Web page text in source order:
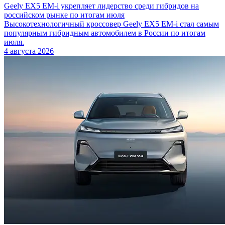
Geely EX5 EM-i укрепляет лидерство среди гибридов на
российском рынке по итогам июля
Высокотехнологичный кроссовер Geely EX5 EM-i стал самым
популярным гибридным автомобилем в России по итогам
июля.
4 августа 2026